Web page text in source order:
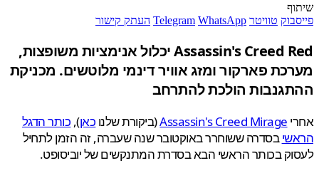
טוויטר Telegram WhatsApp העתק קישור
Assassin's Creed Red יכלול אנימציות משופצות,
פארקור ומזג אוויר דינמי מלוטשים. מכניקת
הולכת להתרחב
Assassin's Creed Mirage(ביקורת שלנוכאן),כותר הדגל
בסדרה ששוחרר באוקטובר שנה שעברה, זה הזמן לתחיל
בכותר הראשי הבא בסדרת המתנקשים של יוביסופט.